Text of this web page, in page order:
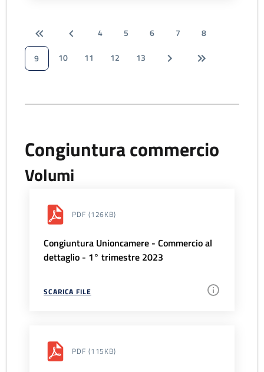
4 5 6 7
8
9
10 11 12 13
Congiuntura commercio
Volumi
PDF (126KB)
Congiuntura Unioncamere - Commercio al
dettaglio - 1° trimestre 2023
SCARICA FILE
PDF (115KB)